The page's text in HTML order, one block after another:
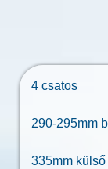
4 csatos
290-295mm
335mm külső